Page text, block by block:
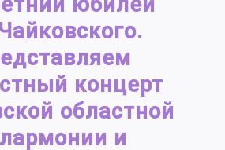
концерт
областной
и